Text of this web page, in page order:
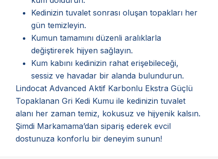
Kedinizin tuvalet sonrası oluşan topakları her
gün temizleyin.
Kumun tamamını düzenli aralıklarla
değiştirerek hijyen sağlayın.
Kum kabını kedinizin rahat erişebileceği,
sessiz ve havadar bir alanda bulundurun.
Lindocat Advanced Aktif Karbonlu Ekstra Güçlü
Topaklanan Gri Kedi Kumu ile kedinizin tuvalet
alanı her zaman temiz, kokusuz ve hijyenik kalsın.
Şimdi Markamama’dan sipariş ederek evcil
dostunuza konforlu bir deneyim sunun!